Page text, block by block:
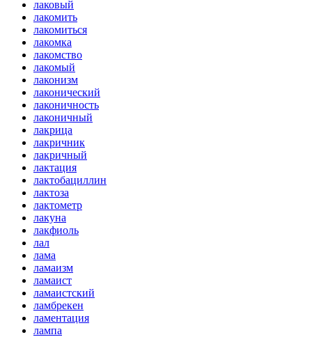
лаковый
лакомить
лакомиться
лакомка
лакомство
лакомый
лаконизм
лаконический
лаконичность
лаконичный
лакрица
лакричник
лакричный
лактация
лактобациллин
лактоза
лактометр
лакуна
лакфиоль
лал
лама
ламаизм
ламаист
ламаистский
ламбрекен
ламентация
лампа